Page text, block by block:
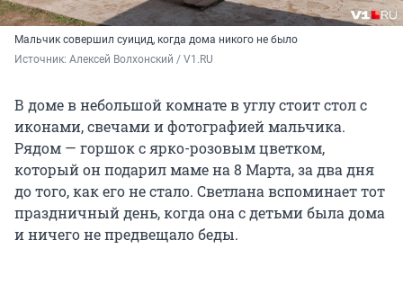
Мальчик совершил суицид, когда дома никого не было
Источник: Алексей Волхонский / V1.RU
В доме в небольшой комнате в углу стоит стол с
иконами, свечами и фотографией мальчика.
Рядом — горшок с ярко-розовым цветком,
который он подарил маме на 8 Марта, за два дня
до того, как его не стало. Светлана вспоминает тот
праздничный день, когда она с детьми была дома
и ничего не предвещало беды.